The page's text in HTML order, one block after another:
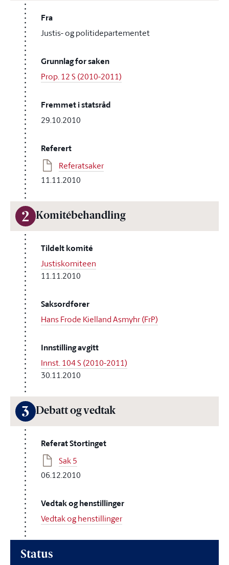
Fra
Justis- og politidepartementet
Grunnlag for saken
Prop. 12 S (2010-2011)
Fremmet i statsråd
29.10.2010
Referert
Referatsaker
11.11.2010
2 Komitébehandling
Tildelt komité
Justiskomiteen
11.11.2010
Saksordfører
Hans Frode Kielland Asmyhr (FrP)
Innstilling avgitt
Innst. 104 S (2010-2011)
30.11.2010
3 Debatt og vedtak
Referat Stortinget
Sak 5
06.12.2010
Vedtak og henstillinger
Vedtak og henstillinger
Status